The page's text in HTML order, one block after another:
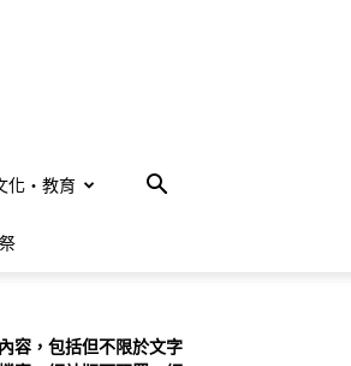
化・教育
容，包括但不限於文字